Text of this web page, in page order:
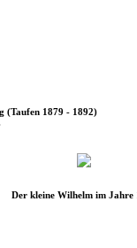
(Taufen 1879 - 1892)
Der kleine Wilhelm im Jahre